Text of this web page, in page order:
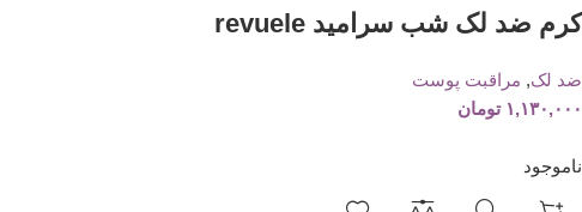
کرم ضد لک شب سرامید revuele
ضد لک, مراقبت پوست
۱,۱۳۰,۰۰۰ تومان
ناموجود